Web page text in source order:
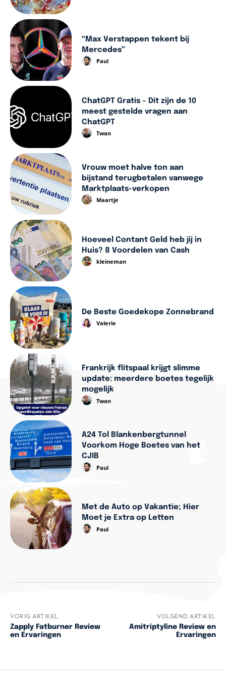
“Max Verstappen tekent bij
Mercedes”
Paul
ChatGPT Gratis – Dit zijn de 10
meest gestelde vragen aan
ChatGPT
Twan
Vrouw moet halve ton aan
bijstand terugbetalen vanwege
Marktplaats-verkopen
Maartje
Hoeveel Contant Geld heb jij in
Huis? 8 Voordelen van Cash
kleineman
De Beste Goedekope Zonnebrand
Valerie
Frankrijk flitspaal krijgt slimme
update: meerdere boetes tegelijk
mogelijk
Twan
A24 Tol Blankenbergtunnel
Voorkom Hoge Boetes van het
CJIB
Paul
Met de Auto op Vakantie; Hier
Moet je Extra op Letten
Paul
VORIG ARTIKEL
Zapply Fatburner Review
en Ervaringen
VOLGEND ARTIKEL
Amitriptyline Review en
Ervaringen